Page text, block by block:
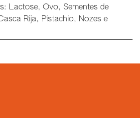
: Lactose, Ovo, Sementes de
Rija, Pistachio, Nozes e